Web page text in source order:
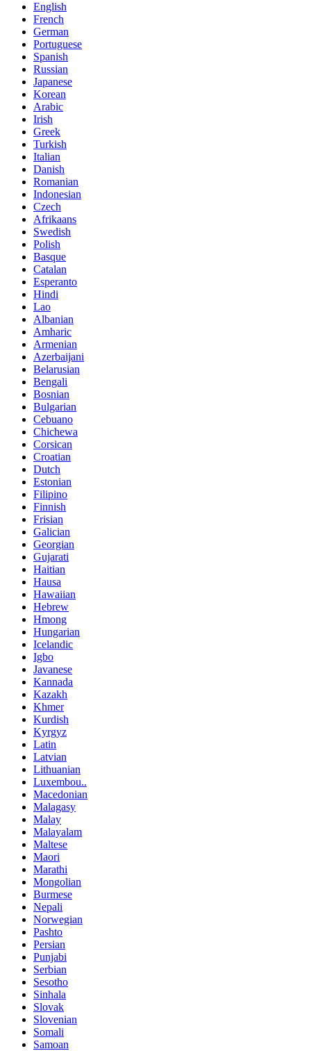
English
French
German
Portuguese
Spanish
Russian
Japanese
Korean
Arabic
Irish
Greek
Turkish
Italian
Danish
Romanian
Indonesian
Czech
Afrikaans
Swedish
Polish
Basque
Catalan
Esperanto
Hindi
Lao
Albanian
Amharic
Armenian
Azerbaijani
Belarusian
Bengali
Bosnian
Bulgarian
Cebuano
Chichewa
Corsican
Croatian
Dutch
Estonian
Filipino
Finnish
Frisian
Galician
Georgian
Gujarati
Haitian
Hausa
Hawaiian
Hebrew
Hmong
Hungarian
Icelandic
Igbo
Javanese
Kannada
Kazakh
Khmer
Kurdish
Kyrgyz
Latin
Latvian
Lithuanian
Luxembou..
Macedonian
Malagasy
Malay
Malayalam
Maltese
Maori
Marathi
Mongolian
Burmese
Nepali
Norwegian
Pashto
Persian
Punjabi
Serbian
Sesotho
Sinhala
Slovak
Slovenian
Somali
Samoan